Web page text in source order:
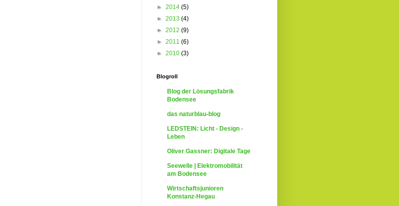
► 2014 (5)
► 2013 (4)
► 2012 (9)
► 2011 (6)
► 2010 (3)
Blogroll
Blog der Lösungsfabrik
Bodensee
das naturblau-blog
LEDSTEIN: Licht - Design -
Leben
Oliver Gassner: Digitale Tage
Seewelle | Elektromobilität
am Bodensee
Wirtschaftsjunioren
Konstanz-Hegau